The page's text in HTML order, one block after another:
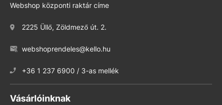
Webshop központi raktár címe
2225 Üllő, Zöldmező út. 2.
webshoprendeles@kello.hu
+36 1 237 6900 / 3-as mellék
Vásárlóinknak